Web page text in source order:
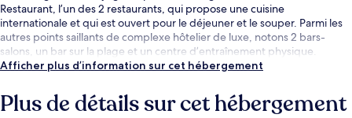
Restaurant, l’un des 2 restaurants, qui propose une cuisine
internationale et qui est ouvert pour le déjeuner et le souper. Parmi les
autres points saillants de complexe hôtelier de luxe, notons 2 bars-
salons, un bar sur la plage et un centre d’entraînement physique.
Afficher plus d’information sur cet hébergement
Plus de détails sur cet hébergement